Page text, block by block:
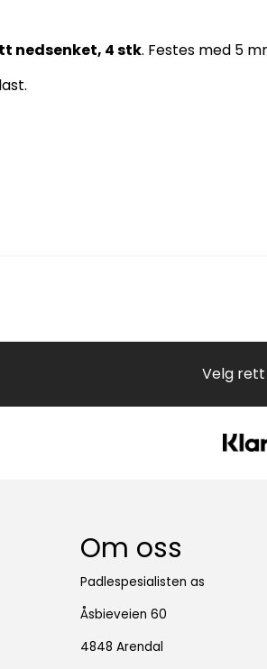
nedsenket, 4 stk. Festes med 5
Velg
Om oss
Padlespesialisten as
Åsbieveien 60
4848 Arendal